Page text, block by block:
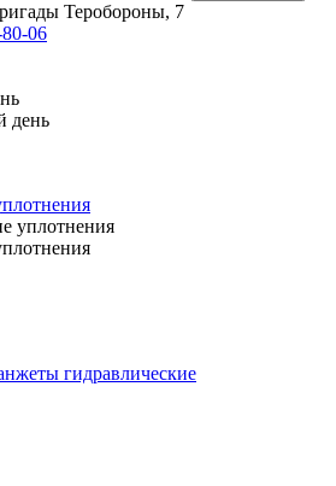
Теробороны, 7
06
день
уплотнения
гидравлические